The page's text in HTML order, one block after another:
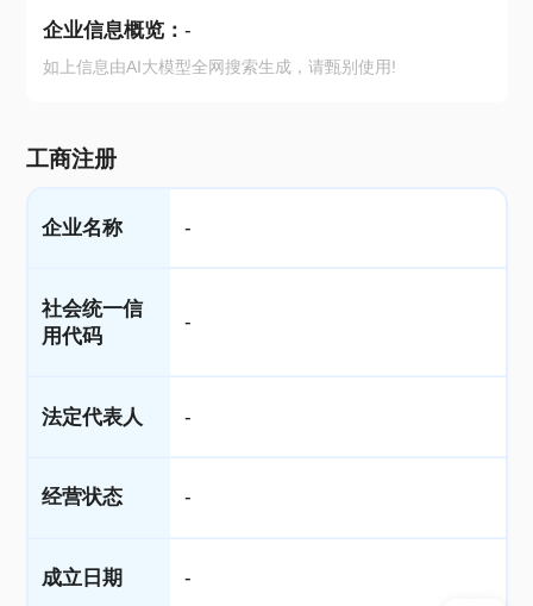
企业信息概览： -
如上信息由AI大模型全网搜索生成，请甄别使用!
工商注册
企业名称 -
社会统一信
用代码
-
法定代表人 -
经营状态 -
成立日期 -